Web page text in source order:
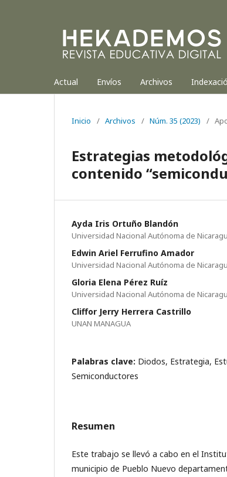
Actual Envíos Archivos
Inicio / Archivos / Núm. 35 (2023) /
Estrategias
contenido
Ayda Iris Ortuño Blandón
Universidad Nacional Autónoma de
Edwin Ariel Ferrufino Amador
Universidad Nacional Autónoma de
Gloria Elena Pérez Ruíz
Universidad Nacional Autónoma de
Cliffor Jerry Herrera Castrillo
UNAN MANAGUA
Palabras clave: Diodos, Estrategia,
Semiconductores
Resumen
Este trabajo se llevó a cabo en el
municipio de Pueblo Nuevo